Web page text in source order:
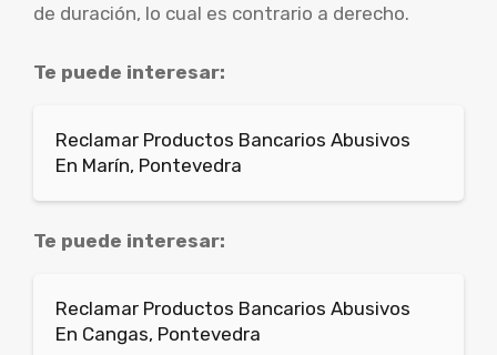
de duración, lo cual es contrario a derecho.
Te puede interesar:
Reclamar Productos Bancarios Abusivos
En Marín, Pontevedra
Te puede interesar:
Reclamar Productos Bancarios Abusivos
En Cangas, Pontevedra